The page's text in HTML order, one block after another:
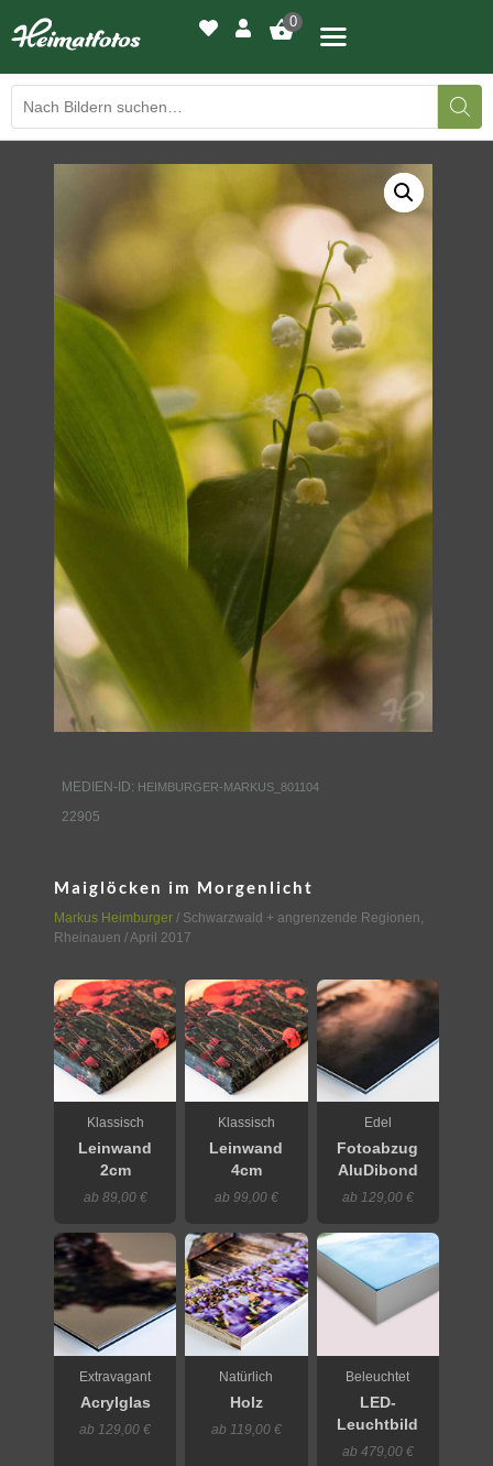
0
DRUCKQUALITÄTEN
LED-LEUCHTBILDER
WIR DRUCKEN IHR BILD
AUSSTELLUNGEN
HEIMATLICHTER
KONTAKT
MEDIEN-ID: HEIMBURGER-MARKUS_801104
22905
Maiglöcken im Morgenlicht
Markus Heimburger / Schwarzwald + angrenzende Regionen,
Rheinauen / April 2017
Klassisch
Leinwand
2cm
ab 89,00 €
Klassisch
Leinwand
4cm
ab 99,00 €
Edel
Fotoabzug
AluDibond
ab 129,00 €
Extravagant
Acrylglas
ab 129,00 €
Natürlich
Holz
ab 119,00 €
Beleuchtet
LED-
Leuchtbild
ab 479,00 €